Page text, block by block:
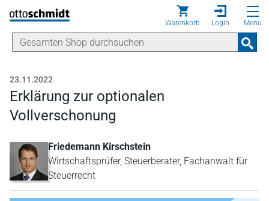
Direkt zum Inhalt
Warenkorb Login Menü
23.11.2022
Erklärung zur optionalen
Vollverschonung
Friedemann Kirschstein
Wirtschaftsprüfer, Steuerberater, Fachanwalt für
Steuerrecht